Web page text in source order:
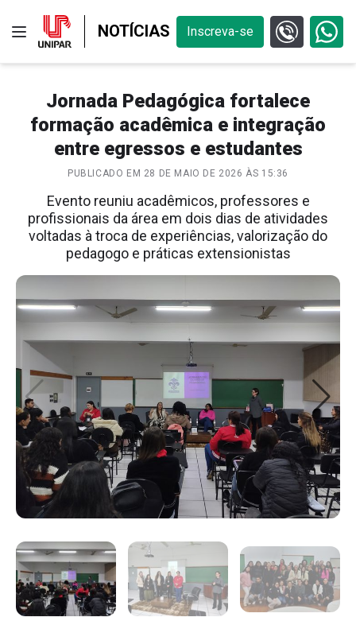
NOTÍCIAS Inscreva-se
Jornada Pedagógica fortalece
formação acadêmica e integração
entre egressos e estudantes
PUBLICADO EM 28 DE MAIO DE 2026 ÀS 15:36
Evento reuniu acadêmicos, professores e
profissionais da área em dois dias de atividades
voltadas à troca de experiências, valorização do
pedagogo e práticas extensionistas